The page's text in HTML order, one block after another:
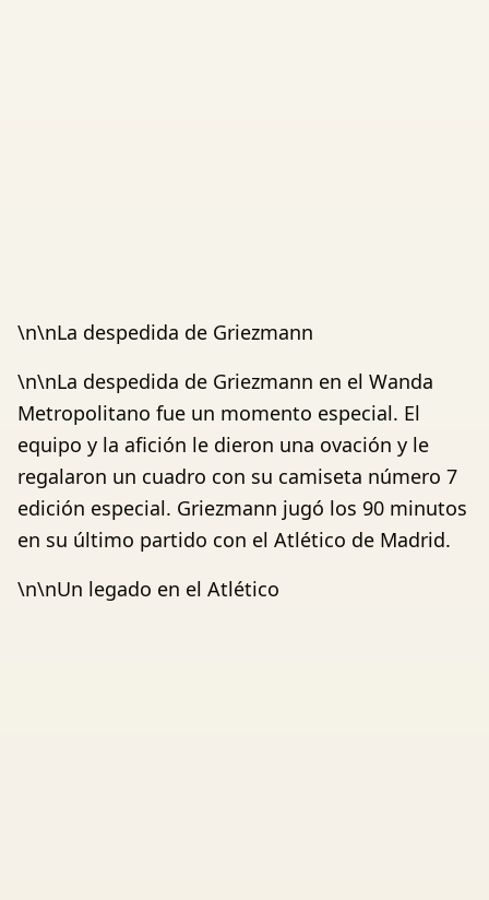
\n\nLa despedida de Griezmann
\n\nLa despedida de Griezmann en el Wanda
Metropolitano fue un momento especial. El
equipo y la afición le dieron una ovación y le
regalaron un cuadro con su camiseta número 7
edición especial. Griezmann jugó los 90 minutos
en su último partido con el Atlético de Madrid.
\n\nUn legado en el Atlético